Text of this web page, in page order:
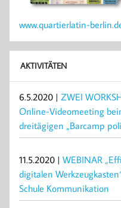
www.quartierlatin-
AKTIVITÄTEN
6.5.2020 | ZWEI
Online-Videomeeting
dreitägigen „Barcamp
11.5.2020 | WEBINAR
digitalen
Schule Kommunikation